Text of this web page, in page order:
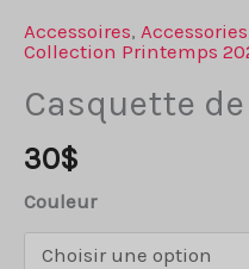
Accessoires, Accessories
Collection Printemps
Casquette
30$
Couleur